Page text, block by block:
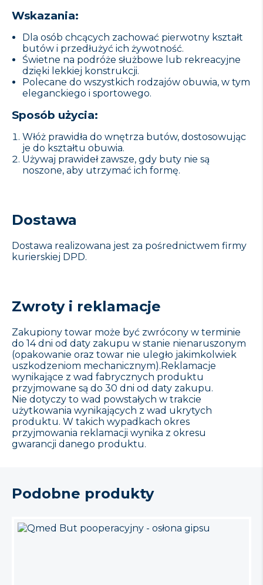
Wskazania:
Dla osób chcących zachować pierwotny kształt
butów i przedłużyć ich żywotność.
Świetne na podróże służbowe lub rekreacyjne
dzięki lekkiej konstrukcji.
Polecane do wszystkich rodzajów obuwia, w tym
eleganckiego i sportowego.
Sposób użycia:
Włóż prawidła do wnętrza butów, dostosowując
je do kształtu obuwia.
Używaj prawideł zawsze, gdy buty nie są
noszone, aby utrzymać ich formę.
Dostawa
Dostawa realizowana jest za pośrednictwem firmy
kurierskiej DPD.
Zwroty i reklamacje
Zakupiony towar może być zwrócony w terminie
do 14 dni od daty zakupu w stanie nienaruszonym
(opakowanie oraz towar nie uległo jakimkolwiek
uszkodzeniom mechanicznym).Reklamacje
wynikające z wad fabrycznych produktu
przyjmowane są do 30 dni od daty zakupu.
Nie dotyczy to wad powstałych w trakcie
użytkowania wynikających z wad ukrytych
produktu. W takich wypadkach okres
przyjmowania reklamacji wynika z okresu
gwarancji danego produktu.
Podobne produkty